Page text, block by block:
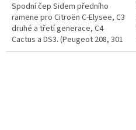
Spodní čep Sidem předního
ramene pro Citroën C-Elysee, C3
druhé a třetí generace, C4
Cactus a DS3. (Peugeot 208, 301
a 2008, Opel Crossland X)